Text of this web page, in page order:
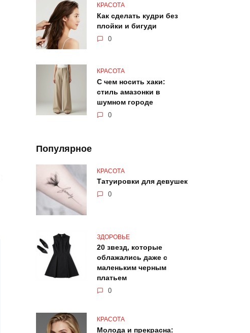
КРАСОТА
Как сделать кудри без
плойки и бигуди
0
КРАСОТА
С чем носить хаки:
стиль амазонки в
шумном городе
0
Популярное
КРАСОТА
Татуировки для девушек
0
ЗДОРОВЬЕ
20 звезд, которые
облажались даже с
маленьким черным
платьем
0
КРАСОТА
Молода и прекрасна: